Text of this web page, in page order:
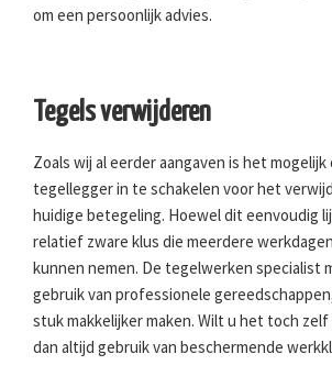
om een persoonlijk advies.
Tegels verwijderen
Zoals wij al eerder aangaven is het mogelijk
tegellegger in te schakelen voor het
huidige betegeling. Hoewel dit eenvoudig
relatief zware klus die meerdere
kunnen nemen. De tegelwerken specialist
gebruik van professionele
stuk makkelijker maken. Wilt u het toch zelf
dan altijd gebruik van beschermende